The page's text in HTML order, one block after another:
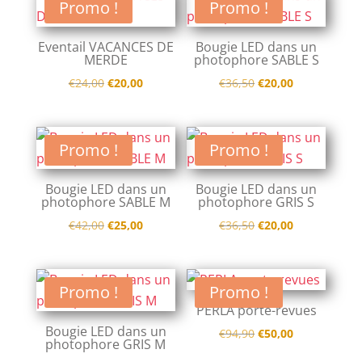
€34,00.€10,00.
Promo !
Eventail VACANCES DE
MERDE
€24,00 Le
initial
était :
€24,00.
€20,00Le
actuel
est :
€20,00.
Promo !
Bougie LED dans un
photophore SABLE S
€36,50 Le
initial
était :
€36,50.
€20,00Le
actuel
est :
€20,00.
Promo !
Bougie LED dans un
photophore SABLE M
€42,00 Le
initial
était :
€42,00.
€25,00Le
actuel
est :
€25,00.
Promo !
Bougie LED dans un
photophore GRIS S
€36,50 Le
initial
était :
€36,50.
€20,00Le
actuel
est :
€20,00.
Promo !
Bougie LED dans un
photophore GRIS M
Promo !
PERLA porte-revues
€94,90 Le
€50,00Le